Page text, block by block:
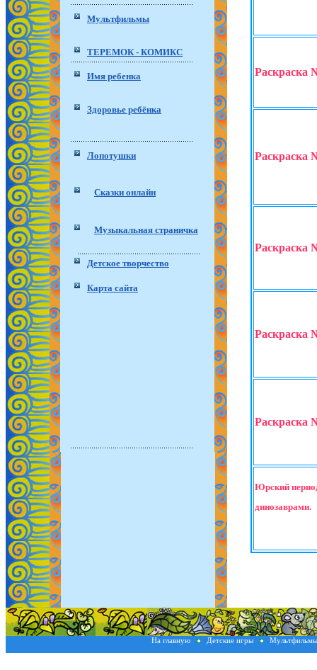
Мультфильмы
ТЕРЕМОК - КОМИКС
Имя ребенка
Здоровье ребёнка
Лопотушки
Сказки онлайн
Музыкальная страничка
Детское творчество
Карта сайта
Раскраска
Раскраска
Раскраска
Раскраска
Раскраска
Юрский
динозаврами.
На главную Детские игры Мультфильмы